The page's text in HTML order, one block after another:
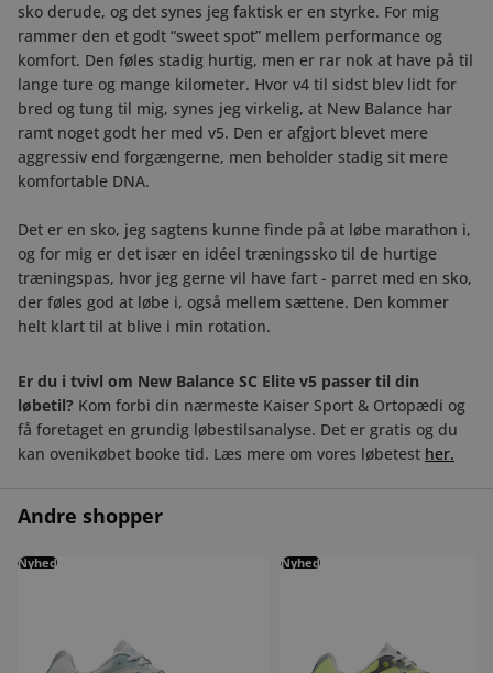
sko derude, og det synes jeg faktisk er en styrke. For mig
rammer den et godt “sweet spot” mellem performance og
komfort. Den føles stadig hurtig, men er rar nok at have på til
lange ture og mange kilometer. Hvor v4 til sidst blev lidt for
bred og tung til mig, synes jeg virkelig, at New Balance har
ramt noget godt her med v5. Den er afgjort blevet mere
aggressiv end forgængerne, men beholder stadig sit mere
komfortable DNA.
Det er en sko, jeg sagtens kunne finde på at løbe marathon i,
og for mig er det især en idéel træningssko til de hurtige
træningspas, hvor jeg gerne vil have fart - parret med en sko,
der føles god at løbe i, også mellem sættene. Den kommer
helt klart til at blive i min rotation.
Er du i tvivl om New Balance SC Elite v5 passer til din
løbetil? Kom forbi din nærmeste Kaiser Sport & Ortopædi og
få foretaget en grundig løbestilsanalyse. Det er gratis og du
kan ovenikøbet booke tid. Læs mere om vores løbetest her.
Andre shopper
New Balance FuelCell SuperComp Elite V6 Dame
Nyhed New Balance FuelCell
Nyhed